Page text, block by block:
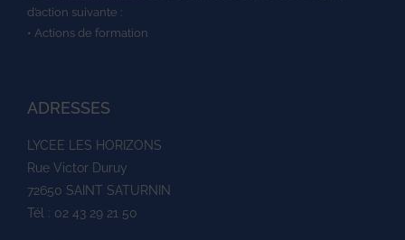
d’action suivante :
• Actions de formation
ADRESSES
LYCEE LES HORIZONS
Rue Victor Duruy
72650 SAINT SATURNIN
Tél : 02 43 29 21 50